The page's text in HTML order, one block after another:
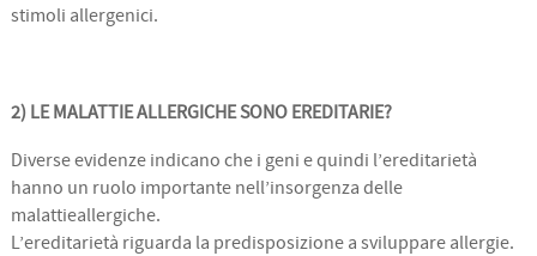
stimoli allergenici.
2) LE MALATTIE ALLERGICHE SONO EREDITARIE?
Diverse evidenze indicano che i geni e quindi l’ereditarietà
hanno un ruolo importante nell’insorgenza delle
malattieallergiche.
L’ereditarietà riguarda la predisposizione a sviluppare allergie.